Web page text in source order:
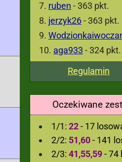
ruben - 363 pkt.
jerzyk26- 363 pkt.
aga933 - 324 pkt.
Regulamin
Oczekiwane
1/1: 22- 17
2/2: 51,60- 141
2/3: 41,55,59- 74